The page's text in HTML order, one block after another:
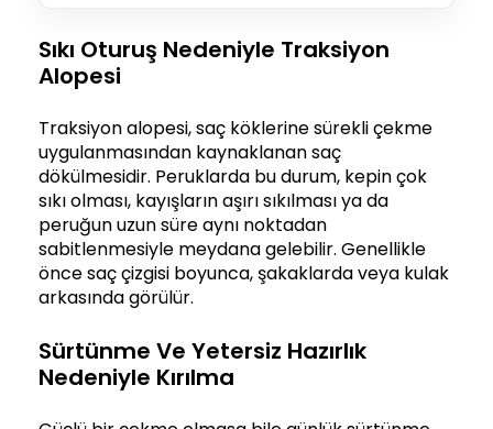
Sıkı Oturuş Nedeniyle Traksiyon
Alopesi
Traksiyon alopesi, saç köklerine sürekli çekme
uygulanmasından kaynaklanan saç
dökülmesidir. Peruklarda bu durum, kepin çok
sıkı olması, kayışların aşırı sıkılması ya da
peruğun uzun süre aynı noktadan
sabitlenmesiyle meydana gelebilir. Genellikle
önce saç çizgisi boyunca, şakaklarda veya kulak
arkasında görülür.
Sürtünme Ve Yetersiz Hazırlık
Nedeniyle Kırılma